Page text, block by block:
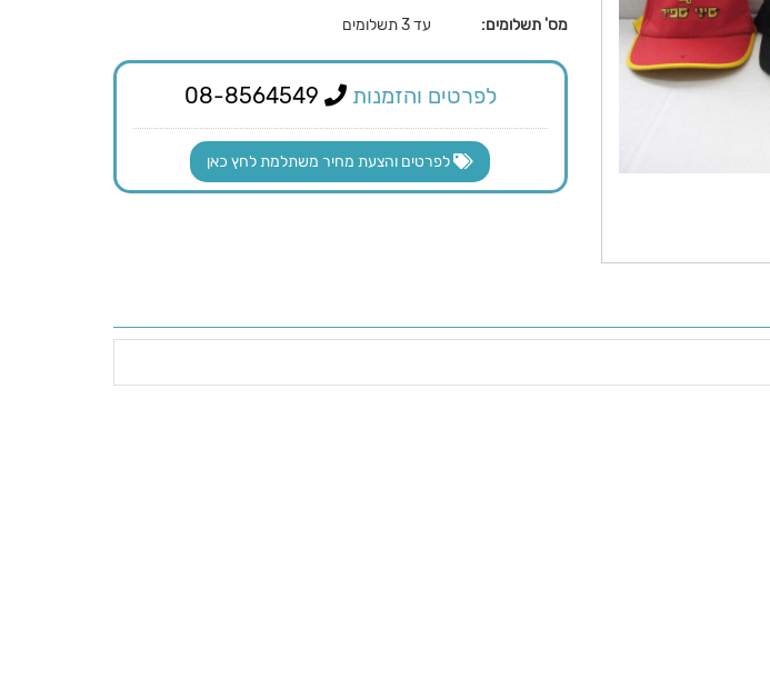
מס' תשלומים:
עד 3 תשלומים
לפרטים והזמנות
לפרטים והצעת מחיר משתלמת לחץ כאן